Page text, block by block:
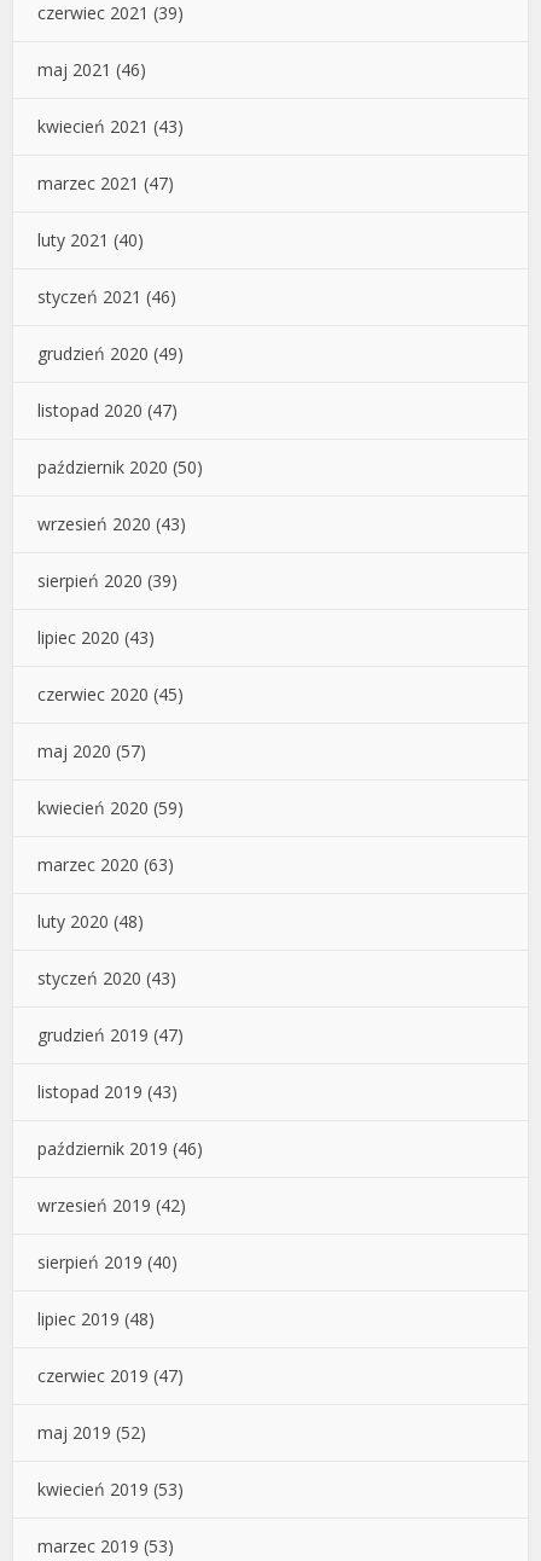
czerwiec 2021 (39)
maj 2021 (46)
kwiecień 2021 (43)
marzec 2021 (47)
luty 2021 (40)
styczeń 2021 (46)
grudzień 2020 (49)
listopad 2020 (47)
październik 2020 (50)
wrzesień 2020 (43)
sierpień 2020 (39)
lipiec 2020 (43)
czerwiec 2020 (45)
maj 2020 (57)
kwiecień 2020 (59)
marzec 2020 (63)
luty 2020 (48)
styczeń 2020 (43)
grudzień 2019 (47)
listopad 2019 (43)
październik 2019 (46)
wrzesień 2019 (42)
sierpień 2019 (40)
lipiec 2019 (48)
czerwiec 2019 (47)
maj 2019 (52)
kwiecień 2019 (53)
marzec 2019 (53)